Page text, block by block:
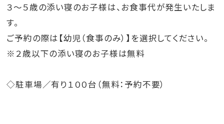
３～５歳の添い寝のお子様は、お食事代が発生いたしま
す。
ご予約の際は【幼児（食事のみ）】を選択してください。
※２歳以下の添い寝のお子様は無料
◇駐車場／有り１００台（無料：予約不要）